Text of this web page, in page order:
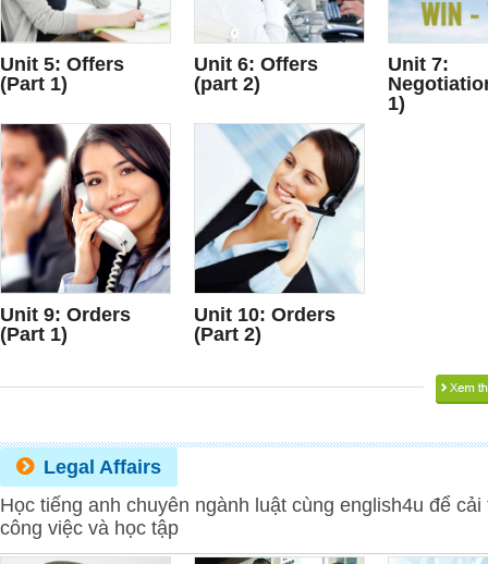
Unit 5: Offers
(Part 1)
Unit 6: Offers
(part 2)
Unit 7:
1)
Unit 9: Orders
(Part 1)
Unit 10: Orders
(Part 2)
Legal Affairs
Học tiếng anh chuyên ngành luật cùng english4u để
công việc và học tập